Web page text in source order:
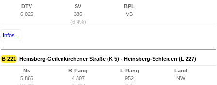
DTV
6.026
SV
386
(6,4%)
BPL
VB
Infos...
B 221 Heinsberg-Geilenkirchener Straße (K 5) - Heinsberg-Schleiden (L 227)
Nr.
5.866
B-Rang
4.307
L-Rang
952
Land
NW